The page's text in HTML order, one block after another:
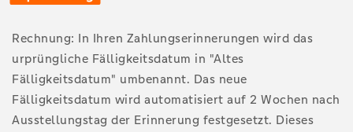
Rechnung: In Ihren Zahlungserinnerungen wird das
urprüngliche Fälligkeitsdatum in "Altes
Fälligkeitsdatum" umbenannt. Das neue
Fälligkeitsdatum wird automatisiert auf 2 Wochen nach
Ausstellungstag der Erinnerung festgesetzt. Dieses